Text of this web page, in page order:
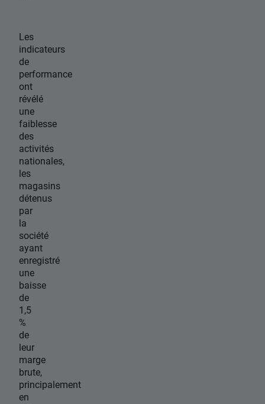
Les
indicateurs
de
performance
ont
révélé
une
faiblesse
des
activités
nationales,
les
magasins
détenus
par
la
société
ayant
enregistré
une
baisse
de
1,5
%
de
leur
marge
brute,
principalement
en